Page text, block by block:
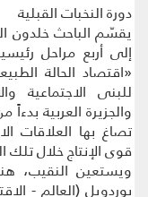
دورة النخبات القبلية
يقسّم الباحث خلدون
إلى أربع مراحل
«اقتصاد الحالة
للبنى الاجتماعية
والجزيرة العربية
تصاغ بها العلاقات
قوى الإنتاج خلال تلك
ويستعين النقيب،